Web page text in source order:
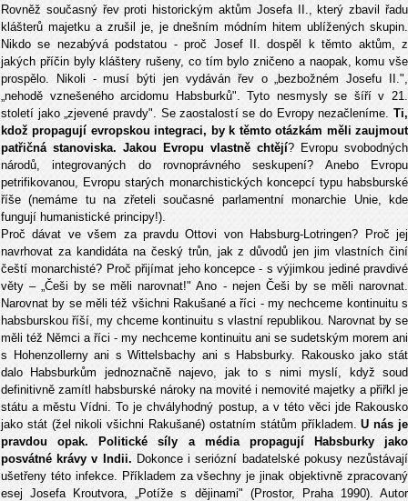
Rovněž současný řev proti historickým aktům Josefa II., který zbavil řadu
klášterů majetku a zrušil je, je dnešním módním hitem ublížených skupin.
Nikdo se nezabývá podstatou - proč Josef II. dospěl k těmto aktům, z
jakých příčin byly kláštery rušeny, co tím bylo zničeno a naopak, komu vše
prospělo. Nikoli - musí býti jen vydáván řev o „bezbožném Josefu II.",
„nehodě vznešeného arcidomu Habsburků". Tyto nesmysly se šíří v 21.
století jako „zjevené pravdy". Se zaostalostí se do Evropy nezačleníme. Ti,
kdož propagují evropskou integraci, by k těmto otázkám měli zaujmout
patřičná stanoviska. Jakou Evropu vlastně chtějí? Evropu svobodných
národů, integrovaných do rovnoprávného seskupení? Anebo Evropu
petrifikovanou, Evropu starých monarchistických koncepcí typu habsburské
říše (nemáme tu na zřeteli současné parlamentní monarchie Unie, kde
fungují humanistické principy!).
Proč dávat ve všem za pravdu Ottovi von Habsburg-Lotringen? Proč jej
navrhovat za kandidáta na český trůn, jak z důvodů jen jim vlastních činí
čeští monarchisté? Proč přijímat jeho koncepce - s výjimkou jediné pravdivé
věty – „Češi by se měli narovnat!" Ano - nejen Češi by se měli narovnat.
Narovnat by se měli též všichni Rakušané a říci - my nechceme kontinuitu s
habsburskou říší, my chceme kontinuitu s vlastní republikou. Narovnat by se
měli též Němci a říci - my nechceme kontinuitu ani se sudetským morem ani
s Hohenzollerny ani s Wittelsbachy ani s Habsburky. Rakousko jako stát
dalo Habsburkům jednoznačně najevo, jak to s nimi myslí, když soud
definitivně zamítl habsburské nároky na movité i nemovité majetky a přiřkl je
státu a městu Vídni. To je chvályhodný postup, a v této věci jde Rakousko
jako stát (žel nikoli všichni Rakušané) ostatním státům příkladem.U nás je
pravdou opak. Politické síly a média propagují Habsburky jako
posvátné krávy v Indii. Dokonce i seriózní badatelské pokusy nezůstávají
ušetřeny této infekce. Příkladem za všechny je jinak objektivně zpracovaný
esej Josefa Kroutvora, „Potíže s dějinami" (Prostor, Praha 1990). Autor